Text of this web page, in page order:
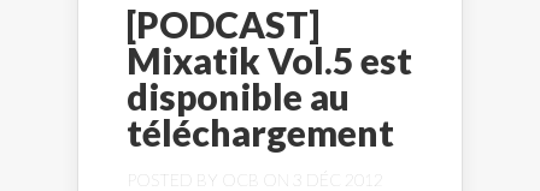
[PODCAST]
Mixatik Vol.5 est
disponible au
téléchargement
POSTED BY OCB ON 3 DÉC 2012